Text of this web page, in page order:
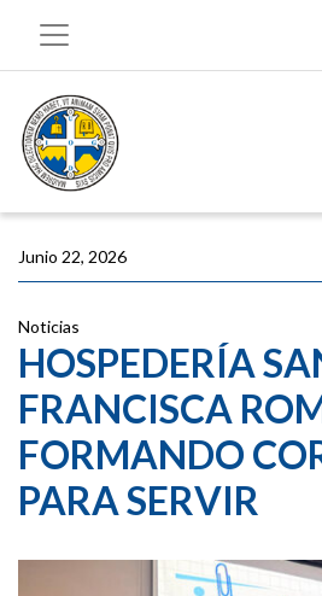
Junio 22, 2026
Noticias
HOSPEDERÍA
FRANCISCA
FORMANDO
PARA SERVIR